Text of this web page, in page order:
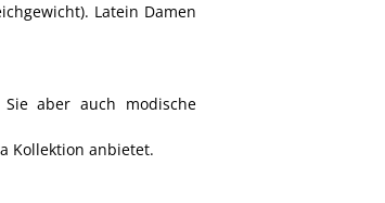
Latein Damen
aber auch modische
Kollektion anbietet.